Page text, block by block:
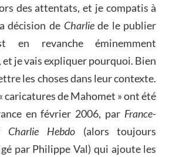
des attentats, et je compatis à
décision de Charliede le publier
en revanche éminemment
je vais expliquer pourquoi. Bien
les choses dans leur contexte.
caricatures de Mahomet » ont été
en février 2006, par France-
Charlie Hebdo(alors toujours
par Philippe Val) qui ajoute les